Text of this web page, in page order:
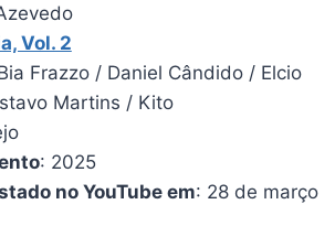
Vol. 2
Frazzo / Daniel Cândido / Elcio
Martins / Kito
: 2025
no YouTube em: 28 de março